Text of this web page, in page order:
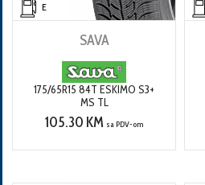
E
SAVA
175/65R15 84T ESKIMO S3+
MS TL
105.30 KM sa PDV-om